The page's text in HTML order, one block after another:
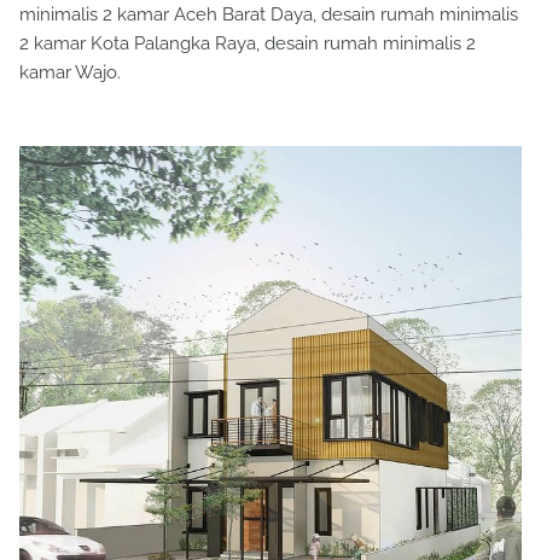
minimalis 2 kamar Aceh Barat Daya, desain rumah minimalis
2 kamar Kota Palangka Raya, desain rumah minimalis 2
kamar Wajo.